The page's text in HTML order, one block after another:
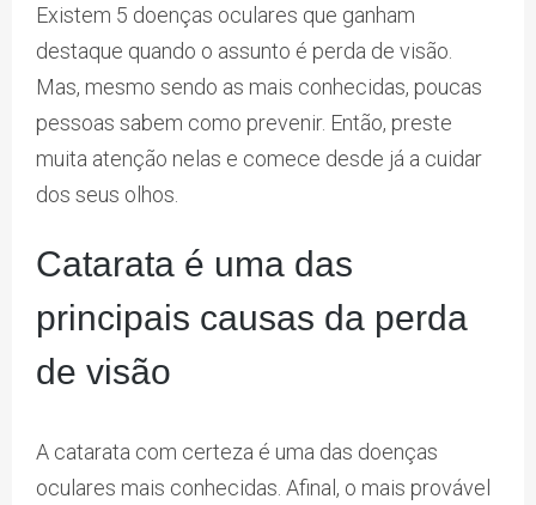
Existem 5 doenças oculares que ganham
destaque quando o assunto é perda de visão.
Mas, mesmo sendo as mais conhecidas, poucas
pessoas sabem como prevenir. Então, preste
muita atenção nelas e comece desde já a cuidar
dos seus olhos.
Catarata é uma das
principais causas da perda
de visão
A catarata com certeza é uma das doenças
oculares mais conhecidas. Afinal, o mais provável